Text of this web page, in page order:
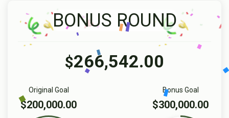
BONUS ROUND
$266,542.00
Bonus Goal
$300,000.00
Original Goal
$200,000.00